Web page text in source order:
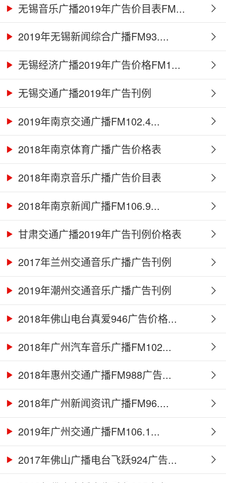
无锡音乐广播2019年广告价目表FM...
2019年无锡新闻综合广播FM93....
无锡经济广播2019年广告价格FM1...
无锡交通广播2019年广告刊例
2019年南京交通广播FM102.4...
2018年南京体育广播广告价格表
2018年南京音乐广播广告价目表
2018年南京新闻广播FM106.9...
甘肃交通广播2019年广告刊例价格表
2017年兰州交通音乐广播广告刊例
2019年潮州交通音乐广播广告刊例
2018年佛山电台真爱946广告价格...
2018年广州汽车音乐广播FM102...
2018年惠州交通广播FM988广告...
2018年广州新闻资讯广播FM96....
2019年广州交通广播FM106.1...
2017年佛山广播电台飞跃924广告...